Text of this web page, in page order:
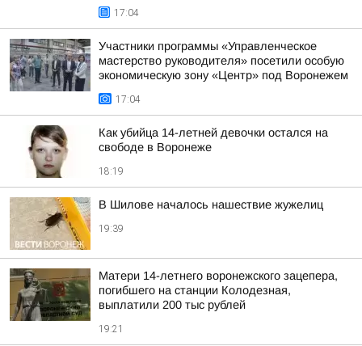
17:04
Участники программы «Управленческое
мастерство руководителя» посетили особую
экономическую зону «Центр» под Воронежем
17:04
Как убийца 14-летней девочки остался на
свободе в Воронеже
18:19
В Шилове началось нашествие жужелиц
19:39
Матери 14-летнего воронежского зацепера,
погибшего на станции Колодезная,
выплатили 200 тыс рублей
19:21